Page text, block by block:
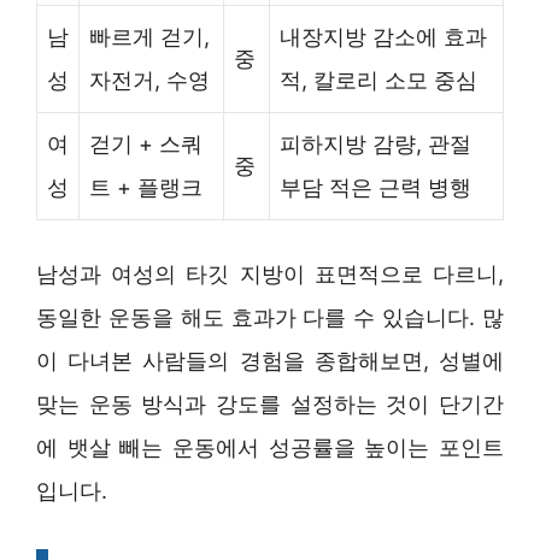
남
성
빠르게 걷기,
자전거, 수영
중
내장지방 감소에 효과
적, 칼로리 소모 중심
여
성
걷기 + 스쿼
트 + 플랭크
중
피하지방 감량, 관절
부담 적은 근력 병행
남성과 여성의 타깃 지방이 표면적으로 다르니,
동일한 운동을 해도 효과가 다를 수 있습니다. 많
이 다녀본 사람들의 경험을 종합해보면, 성별에
맞는 운동 방식과 강도를 설정하는 것이 단기간
에 뱃살 빼는 운동에서 성공률을 높이는 포인트
입니다.